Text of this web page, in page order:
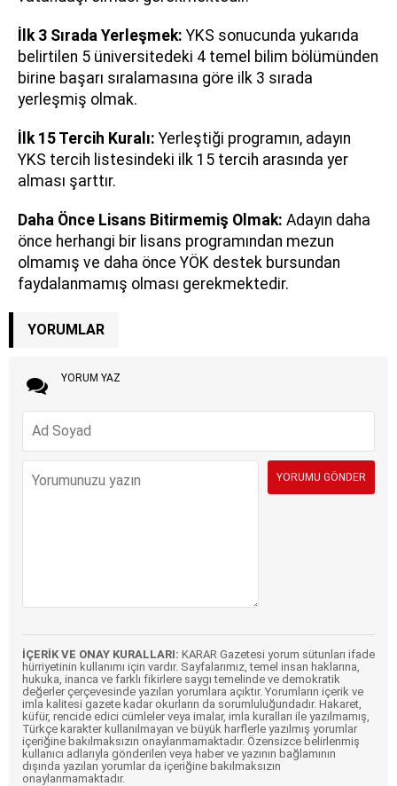
İlk 3 Sırada Yerleşmek: YKS sonucunda yukarıda
belirtilen 5 üniversitedeki 4 temel bilim bölümünden
birine başarı sıralamasına göre ilk 3 sırada
yerleşmiş olmak.
İlk 15 Tercih Kuralı: Yerleştiği programın, adayın
YKS tercih listesindeki ilk 15 tercih arasında yer
alması şarttır.
Daha Önce Lisans Bitirmemiş Olmak: Adayın daha
önce herhangi bir lisans programından mezun
olmamış ve daha önce YÖK destek bursundan
faydalanmamış olması gerekmektedir.
YORUMLAR
YORUM YAZ
İÇERİK VE ONAY KURALLARI: KARAR Gazetesi yorum sütunları ifade
hürriyetinin kullanımı için vardır. Sayfalarımız, temel insan haklarına,
hukuka, inanca ve farklı fikirlere saygı temelinde ve demokratik
değerler çerçevesinde yazılan yorumlara açıktır. Yorumların içerik ve
imla kalitesi gazete kadar okurların da sorumluluğundadır. Hakaret,
küfür, rencide edici cümleler veya imalar, imla kuralları ile yazılmamış,
Türkçe karakter kullanılmayan ve büyük harflerle yazılmış yorumlar
içeriğine bakılmaksızın onaylanmamaktadır. Özensizce belirlenmiş
kullanıcı adlarıyla gönderilen veya haber ve yazının bağlamının
dışında yazılan yorumlar da içeriğine bakılmaksızın
onaylanmamaktadır.